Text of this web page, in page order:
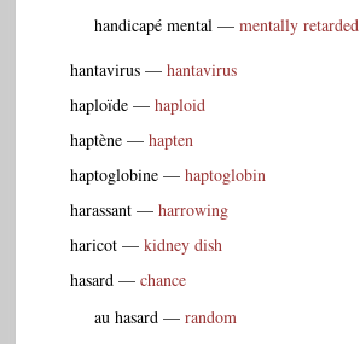
handicapé mental — mentally retarded
hantavirus — hantavirus
haploïde — haploid
haptène — hapten
haptoglobine — haptoglobin
harassant — harrowing
haricot — kidney dish
hasard — chance
au hasard — random